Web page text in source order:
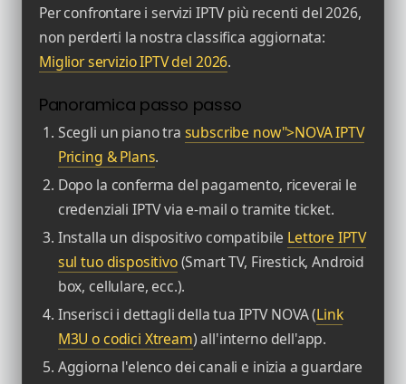
Per confrontare i servizi IPTV più recenti del 2026,
non perderti la nostra classifica aggiornata:
Miglior servizio IPTV del 2026.
Panoramica passo passo
Scegli un piano tra subscribe now">NOVA IPTV
Pricing & Plans.
Dopo la conferma del pagamento, riceverai le
credenziali IPTV via e-mail o tramite ticket.
Installa un dispositivo compatibile Lettore IPTV
sul tuo dispositivo(Smart TV, Firestick, Android
box, cellulare, ecc.).
Inserisci i dettagli della tua IPTV NOVA (Link
M3U o codici Xtream) all'interno dell'app.
Aggiorna l'elenco dei canali e inizia a guardare